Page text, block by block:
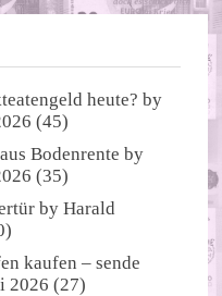
heute? by
(45)
Bodenrente by
(35)
byHarald
kaufen – sende
2026 (27)